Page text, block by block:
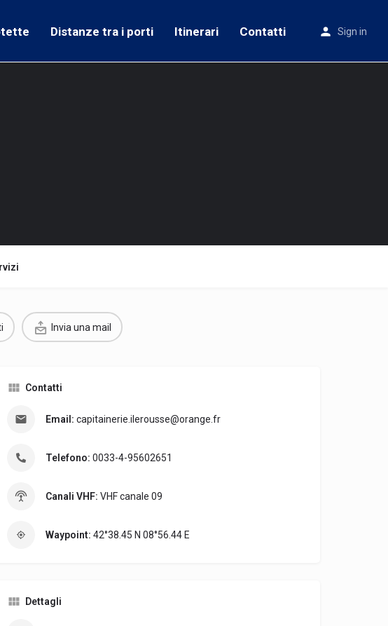
Distanze tra i porti Itinerari Contatti Sign in
Invia una mail
Contatti
Email: capitainerie.ilerousse@orange.fr
Telefono: 0033-4-95602651
Canali VHF: VHF canale 09
Waypoint: 42°38.45 N 08°56.44 E
Dettagli